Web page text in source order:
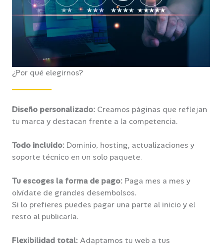
¿Por qué elegirnos?
Diseño personalizado: Creamos páginas que reflejan
tu marca y destacan frente a la competencia.
Todo incluido: Dominio, hosting, actualizaciones y
soporte técnico en un solo paquete.
Tu escoges la forma de pago: Paga mes a mes y
olvídate de grandes desembolsos.
Si lo prefieres puedes pagar una parte al inicio y el
resto al publicarla.
Flexibilidad total: Adaptamos tu web a tus